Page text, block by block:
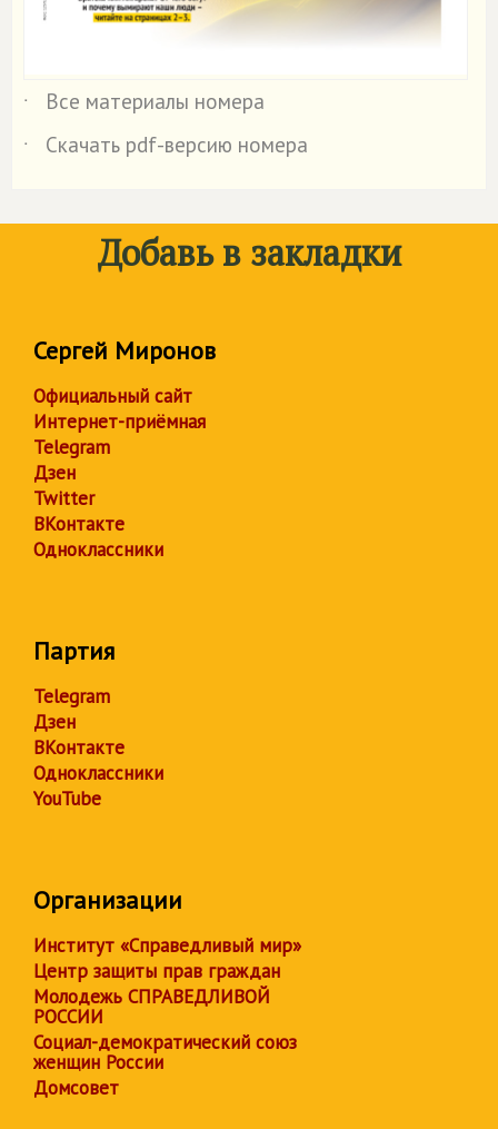
˙
Все материалы номера
˙
Скачать pdf-версию номера
Добавь в закладки
Сергей Миронов
Официальный сайт
Интернет-приёмная
Telegram
Дзен
Twitter
ВКонтакте
Одноклассники
Партия
Telegram
Дзен
ВКонтакте
Одноклассники
YouTube
Организации
Институт «Справедливый мир»
Центр защиты прав граждан
Молодежь СПРАВЕДЛИВОЙ
РОССИИ
Социал-демократический союз
женщин России
Домсовет